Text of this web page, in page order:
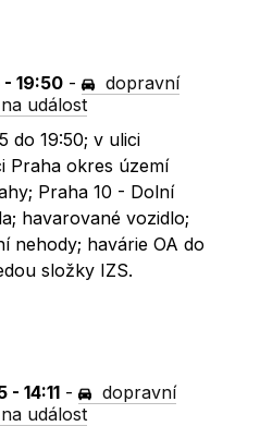
- 19:50 -
dopravní
událost
do 19:50; v ulici
Praha okres území
Praha 10 - Dolní
havarované vozidlo;
nehody; havárie OA do
složky IZS.
14:11 -
dopravní
událost